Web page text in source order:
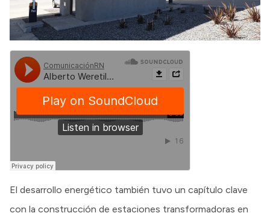
El desarrollo energético también tuvo un capítulo clave
con la construcción de estaciones transformadoras en